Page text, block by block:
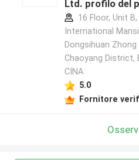
Lasciate un
Ti
Ltd. profilo del
16 Floor, Unit
International
Dongsihuan Zhong
Chaoyang District,
CINA
5.0
Fornitore